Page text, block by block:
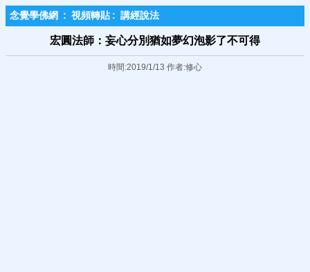
念覺學佛網 : 視頻轉貼 : 講經說法
宏圓法師：妄心分別猶如夢幻泡影了不可得
時間:2019/1/13 作者:修心